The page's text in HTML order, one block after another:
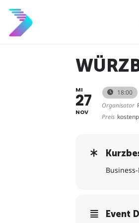
MI
27
NOV
18:00
Organisator
Preis
Event